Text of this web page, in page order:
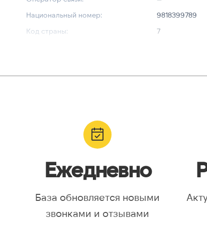
Национальный номер:
9818399789
Код страны:
7
Валидный номер:
✓ Да
Ежедневно
База обновляется новыми
звонками и отзывами